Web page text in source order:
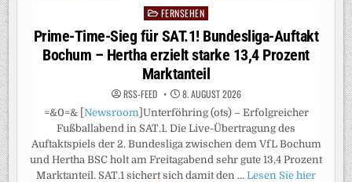
Posted
in
FERNSEHEN
Prime-Time-Sieg für SAT.1! Bundesliga-Auftakt
Bochum – Hertha erzielt starke 13,4 Prozent
Marktanteil
RSS-FEED 8. AUGUST 2026
=&0=& [ Newsroom ]Unterföhring (ots) – Erfolgreicher
Fußballabend in SAT.1. Die Live-Übertragung des
Auftaktspiels der 2. Bundesliga zwischen dem VfL Bochum
und Hertha BSC holt am Freitagabend sehr gute 13,4 Prozent
Marktanteil. SAT.1 sichert sich damit den … Lesen Sie hier